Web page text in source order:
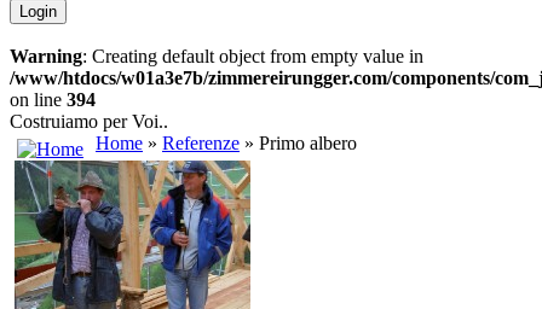
Warning: Creating default object from empty value in
/www/htdocs/w01a3e7b/zimmereirungger.com/components/
on line 394
Costruiamo per Voi..
Home » Referenze » Primo albero